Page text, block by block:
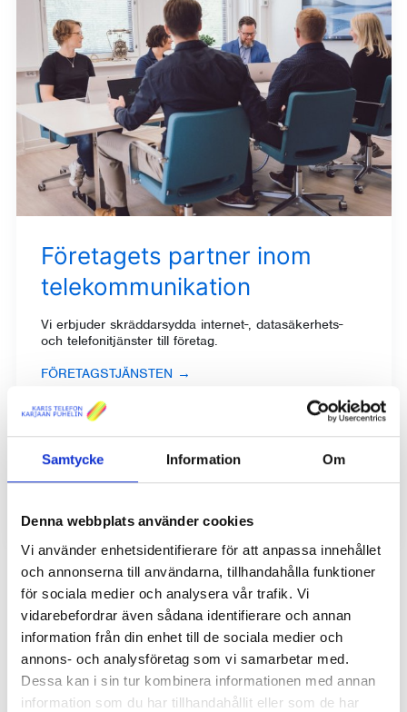
Samtycke Information Om
Denna webbplats använder cookies
Vi använder enhetsidentifierare för att anpassa innehållet
och annonserna till användarna, tillhandahålla funktioner
för sociala medier och analysera vår trafik. Vi
vidarebefordrar även sådana identifierare och annan
information från din enhet till de sociala medier och
annons- och analysföretag som vi samarbetar med.
Dessa kan i sin tur kombinera informationen med annan
information som du har tillhandahållit eller som de har
Företagets partner inom
telekommunikation
Vi erbjuder skräddarsydda internet-, datasäkerhets-
och telefonitjänster till företag.
FÖRETAGSTJÄNSTEN →
Våra tjänster kan flexibelt kompletteras med hårdvara,
programvara, kundstöd och utbildning som erbjuds av
vårt dotterbolag.
EKM SERVICE AB→